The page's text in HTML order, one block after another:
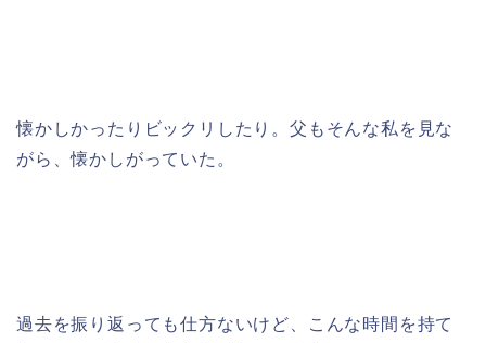
懐かしかったりビックリしたり。父もそんな私を見な
がら、懐かしがっていた。
過去を振り返っても仕方ないけど、こんな時間を持て